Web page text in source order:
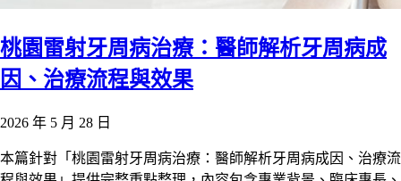
桃園雷射牙周病治療：醫師解析牙周病成
因、治療流程與效果
2026 年 5 月 28 日
本篇針對「桃園雷射牙周病治療：醫師解析牙周病成因、治療流